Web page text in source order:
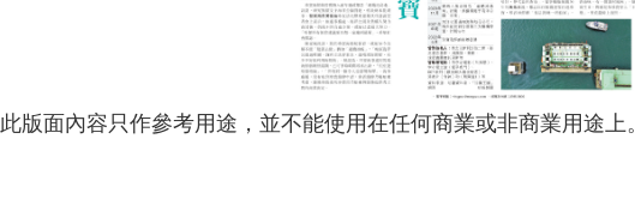
此版面內容只作參考用途，並不能使用在任何商業或非商業用途